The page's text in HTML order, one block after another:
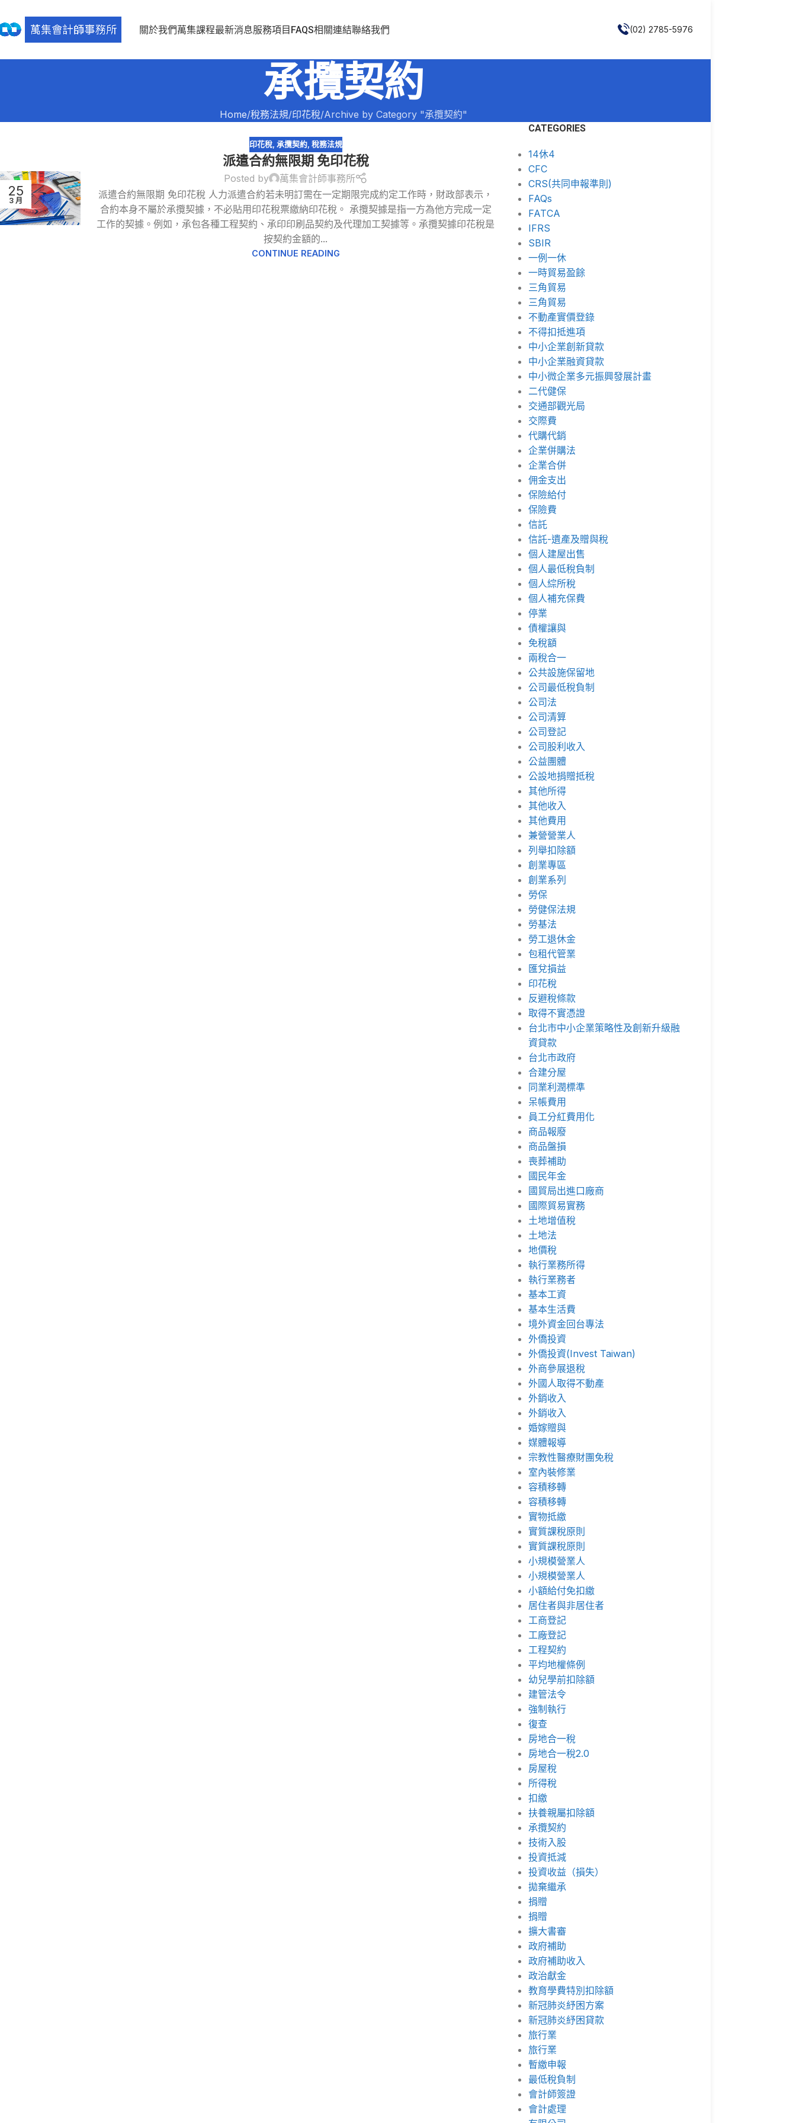
關於我們萬集課程最新消息服務項目 FAQS相關連結聯絡我們 (02) 2785-5976
承攬契約
Home 稅務法規 印花稅 Archive by Category "承攬契約"
25
3 月
印花稅, 承攬契約, 稅務法規
派遣合約無限期 免印花稅
Posted by
萬集會計師事務所
派遣合約無限期 免印花稅 人力派遣合約若未明訂需在一定期限完成約定工作時，財政部表示，
合約本身不屬於承攬契據，不必貼用印花稅票繳納印花稅。 承攬契據是指一方為他方完成一定
工作的契據。例如，承包各種工程契約、承印印刷品契約及代理加工契據等。承攬契據印花稅是
按契約金額的...
CONTINUE READING
CATEGORIES
14休4
CFC
CRS(共同申報準則)
FAQs
FATCA
IFRS
SBIR
一例一休
一時貿易盈餘
三角貿易
三角貿易
不動產實價登錄
不得扣抵進項
中小企業創新貸款
中小企業融資貸款
中小微企業多元振興發展計畫
二代健保
交通部觀光局
交際費
代購代銷
企業併購法
企業合併
佣金支出
保險給付
保險費
信託
信託-遺產及贈與稅
個人建屋出售
個人最低稅負制
個人綜所稅
個人補充保費
停業
債權讓與
免稅額
兩稅合一
公共設施保留地
公司最低稅負制
公司法
公司清算
公司登記
公司股利收入
公益團體
公設地捐贈抵稅
其他所得
其他收入
其他費用
兼營營業人
列舉扣除額
創業專區
創業系列
勞保
勞健保法規
勞基法
勞工退休金
包租代管業
匯兌損益
印花稅
反避稅條款
取得不實憑證
台北市中小企業策略性及創新升級融
資貸款
台北市政府
合建分屋
同業利潤標準
呆帳費用
員工分紅費用化
商品報廢
商品盤損
喪葬補助
國民年金
國貿局出進口廠商
國際貿易實務
土地增值稅
土地法
地價稅
執行業務所得
執行業務者
基本工資
基本生活費
境外資金回台專法
外僑投資
外僑投資(Invest Taiwan)
外商參展退稅
外國人取得不動產
外銷收入
外銷收入
婚嫁贈與
媒體報導
宗教性醫療財團免稅
室內裝修業
容積移轉
容積移轉
實物抵繳
實質課稅原則
實質課稅原則
小規模營業人
小規模營業人
小額給付免扣繳
居住者與非居住者
工商登記
工廠登記
工程契約
平均地權條例
幼兒學前扣除額
建管法令
強制執行
復查
房地合一稅
房地合一稅2.0
房屋稅
所得稅
扣繳
扶養親屬扣除額
承攬契約
技術入股
投資抵減
投資收益（損失）
拋棄繼承
捐贈
捐贈
擴大書審
政府補助
政府補助收入
政治獻金
教育學費特別扣除額
新冠肺炎紓困方案
新冠肺炎紓困貸款
旅行業
旅行業
暫繳申報
最低稅負制
會計師簽證
會計處理